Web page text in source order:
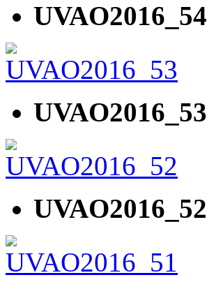
UVAO2016_54
UVAO2016_53
UVAO2016_52